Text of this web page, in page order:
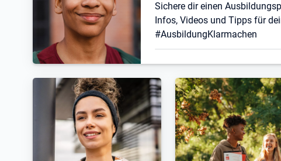
Sichere dir einen
Infos, Videos und Tipps für
#AusbildungKlarmachen